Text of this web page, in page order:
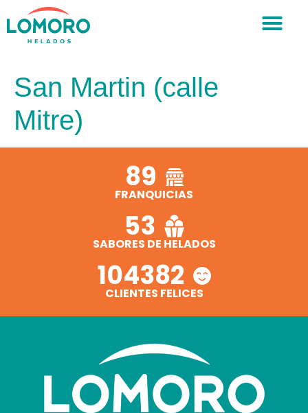
San Martin (calle
Mitre)
89
FRANQUICIAS
53
SABORES DE HELADOS
104382
CLIENTES FELICES